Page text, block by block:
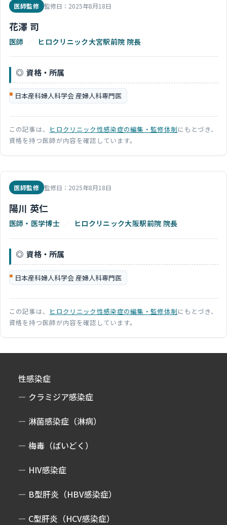
医師監修 監修日：2025年8月18日
花澤 司
医師 ヒロクリニック大宮駅前院 院長
資格・所属
日本産科婦人科学会 産婦人科専門医
この記事は、 ヒロクリニック性感染症の編集・監修体制にもとづき、
資格を持つ医師が内容を確認しています。
医師監修 監修日：2025年8月18日
陽川 英仁
医師・医学博士 ヒロクリニック大阪駅前院 院長
資格・所属
日本産科婦人科学会 産婦人科専門医
この記事は、 ヒロクリニック性感染症の編集・監修体制にもとづき、
資格を持つ医師が内容を確認しています。
性感染症
クラミジア感染症
淋菌感染症（淋病）
梅毒（ばいどく）
HIV感染症
B型肝炎（HBV感染症）
C型肝炎（HCV感染症）